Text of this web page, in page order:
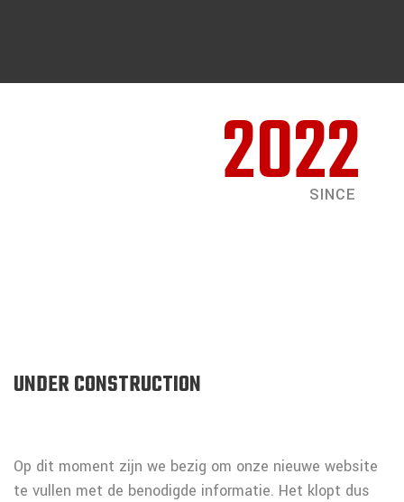
2022
SINCE
UNDER CONSTRUCTION
Op dit moment zijn we bezig om onze nieuwe website
te vullen met de benodigde informatie. Het klopt dus